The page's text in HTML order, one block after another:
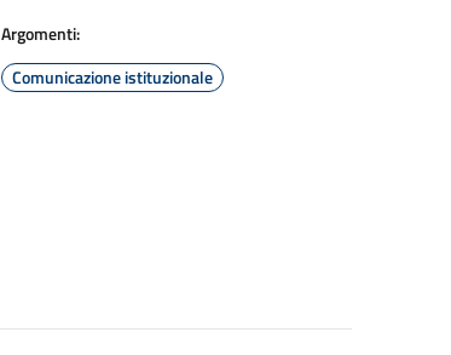
Argomenti:
Comunicazione istituzionale